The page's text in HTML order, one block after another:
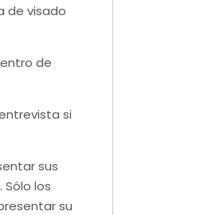
de visado
de
si
sus
los
su